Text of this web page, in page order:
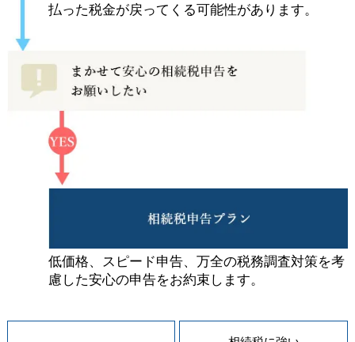
払った税金が戻ってくる可能性があります。
低価格、スピード申告、万全の税務調査対策を考
慮した安心の申告をお約束します。